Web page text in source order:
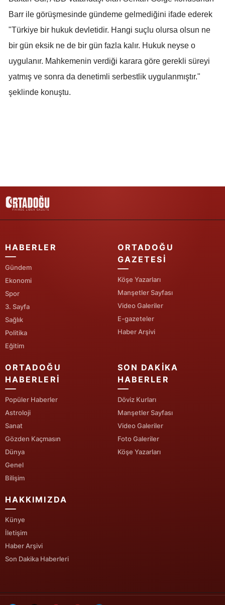
Barr ile görüşmesinde gündeme gelmediğini ifade ederek
"Türkiye bir hukuk devletidir. Hangi suçlu olursa olsun ne
bir gün eksik ne de bir gün fazla kalır. Hukuk neyse o
uygulanır. Mahkemenin verdiği karara göre gerekli süreyi
yatmış ve sonra da denetimli serbestlik uygulanmıştır."
şeklinde konuştu.
HABERLER
Gündem
Ekonomi
Spor
3. Sayfa
Sağlık
Politika
Eğitim
ORTADOĞU
GAZETESI
Köşe Yazarları
Manşetler Sayfası
Video Galeriler
E-gazeteler
Haber Arşivi
ORTADOĞU
HABERLERI
Popüler Haberler
Astroloji
Sanat
Gözden Kaçmasın
Dünya
Genel
Bilişim
SON DAKIKA
HABERLER
Döviz Kurları
Manşetler Sayfası
Video Galeriler
Foto Galeriler
Köşe Yazarları
HAKKIMIZDA
Künye
İletişim
Haber Arşivi
Son Dakika Haberleri